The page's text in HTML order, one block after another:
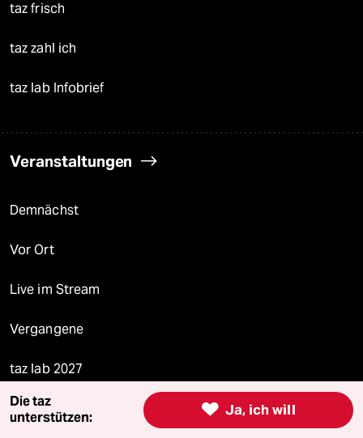
taz frisch
taz zahl ich
taz lab Infobrief
Veranstaltungen
Demnächst
Vor Ort
Live im Stream
Vergangene
taz lab 2027
 Ja, ich will
Die taz
unterstützen: